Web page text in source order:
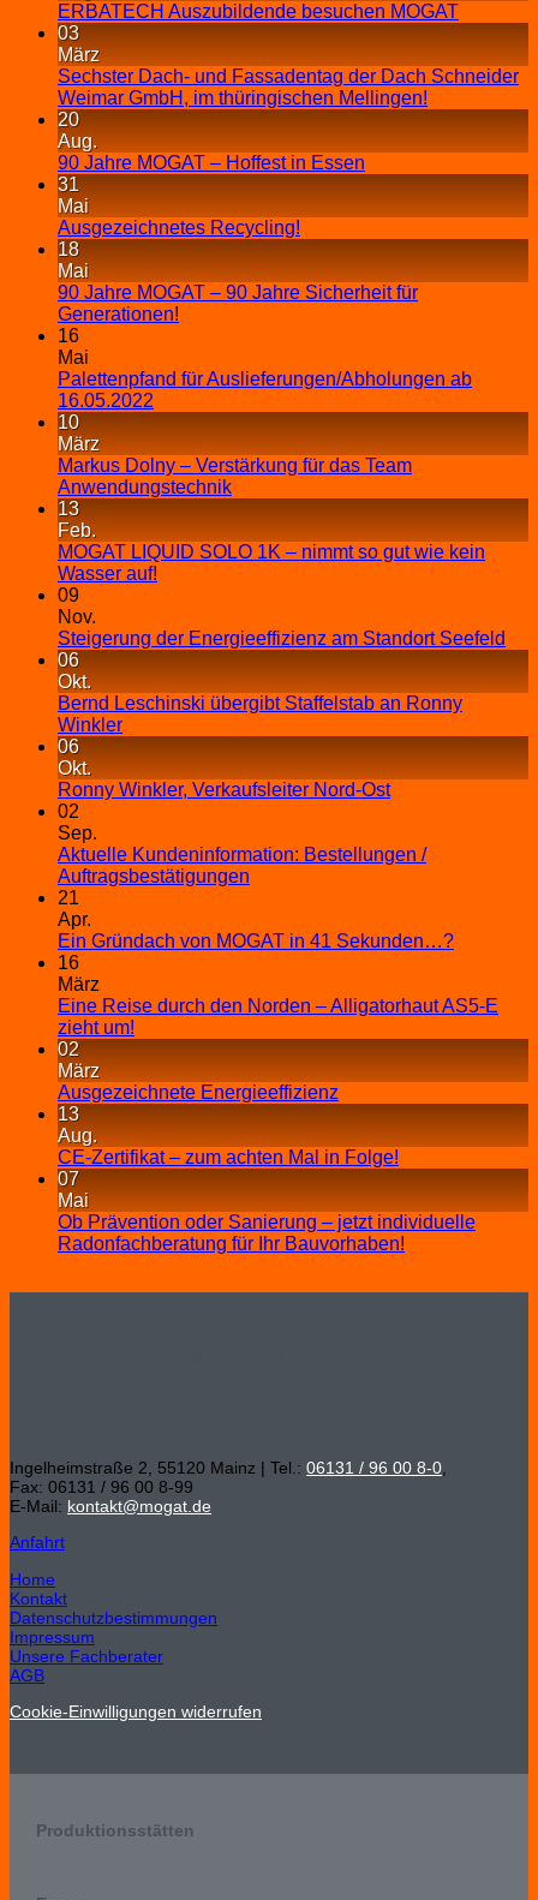
ERBATECH Auszubildende besuchen MOGAT
03
März
Sechster Dach- und Fassadentag der Dach Schneider
Weimar GmbH, im thüringischen Mellingen!
20
Aug.
90 Jahre MOGAT – Hoffest in Essen
31
Mai
Ausgezeichnetes Recycling!
18
Mai
90 Jahre MOGAT – 90 Jahre Sicherheit für
Generationen!
16
Mai
Palettenpfand für Auslieferungen/Abholungen ab
16.05.2022
10
März
Markus Dolny – Verstärkung für das Team
Anwendungstechnik
13
Feb.
MOGAT LIQUID SOLO 1K – nimmt so gut wie kein
Wasser auf!
09
Nov.
Steigerung der Energieeffizienz am Standort Seefeld
06
Okt.
Bernd Leschinski übergibt Staffelstab an Ronny
Winkler
06
Okt.
Ronny Winkler, Verkaufsleiter Nord-Ost
02
Sep.
Aktuelle Kundeninformation: Bestellungen /
Auftragsbestätigungen
21
Apr.
Ein Gründach von MOGAT in 41 Sekunden…?
16
März
Eine Reise durch den Norden – Alligatorhaut AS5-E
zieht um!
02
März
Ausgezeichnete Energieeffizienz
13
Aug.
CE-Zertifikat – zum achten Mal in Folge!
07
Mai
Ob Prävention oder Sanierung – jetzt individuelle
Radonfachberatung für Ihr Bauvorhaben!
Ingelheimstraße 2, 55120 Mainz | Tel.: 06131 / 96 00 8-0
Fax: 06131 / 96 00 8-99
E-Mail: kontakt@mogat.de
Anfahrt
Home
Kontakt
Datenschutzbestimmungen
Impressum
Unsere Fachberater
AGB
Cookie-Einwilligungen widerrufen
Produktionsstätten